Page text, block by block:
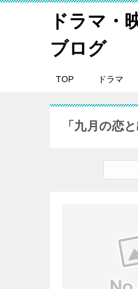
ドラマ・
ブログ
TOP ドラマ
「九月の恋